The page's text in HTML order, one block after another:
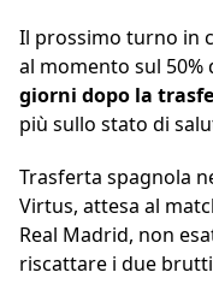
Il prossimo turno in
al momento sul 50%
giorni dopo la
più sullo stato di
Trasferta spagnola
Virtus, attesa al
Real Madrid, non
riscattare i due